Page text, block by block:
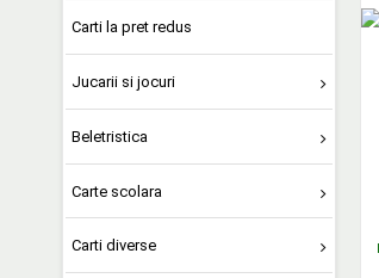
Carti la pret redus
Jucarii si jocuri
Beletristica
Carte scolara
Carti diverse